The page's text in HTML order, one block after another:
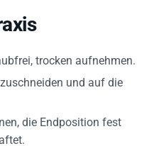
trocken aufnehmen.
und auf die
die Endposition fest